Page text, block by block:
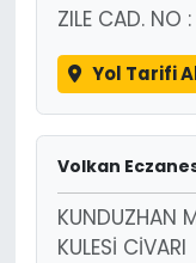
ZILE CAD. NO
Yol Tarifi
Volkan
KUNDUZHAN
KULESİ CİVARI